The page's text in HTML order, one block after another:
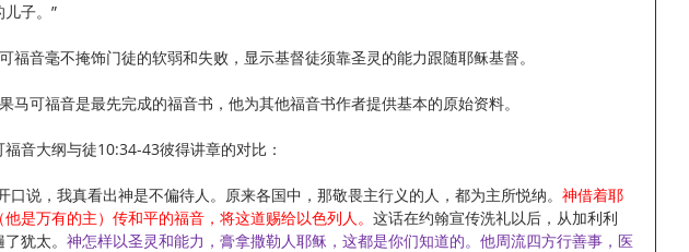
子。”
福音毫不掩饰门徒的软弱和失败，显示基督徒须靠圣灵的能力跟随耶稣基督。
马可福音是最先完成的福音书，他为其他福音书作者提供基本的原始资料。
福音大纲与徒10:34-43彼得讲章的对比：
口说，我真看出神是不偏待人。原来各国中，那敬畏主行义的人，都为主所悦纳。 神借着耶
是万有的主）传和平的福音，将这道赐给以色列人。 这话在约翰宣传洗礼以后，从加利利
犹太。 神怎样以圣灵和能力，膏拿撒勒人耶稣，这都是你们知道的。他周流四方行善事，医